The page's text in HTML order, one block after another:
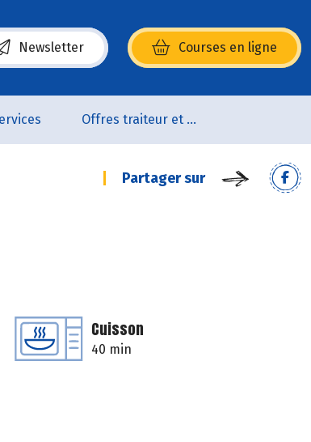
Newsletter Courses en ligne
dans une nouvelle fenêtre)
Offres traiteur et pâtisserie
Partager sur
Cuisson
40 min